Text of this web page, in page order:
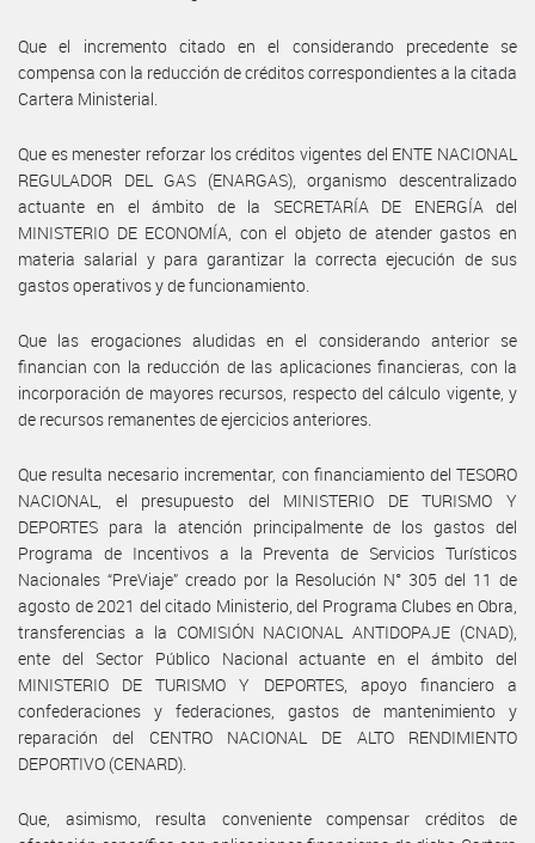
Que el incremento citado en el considerando precedente se
compensa con la reducción de créditos correspondientes a la citada
Cartera Ministerial.
Que es menester reforzar los créditos vigentes del ENTE NACIONAL
REGULADOR DEL GAS (ENARGAS), organismo descentralizado
actuante en el ámbito de la SECRETARÍA DE ENERGÍA del
MINISTERIO DE ECONOMÍA, con el objeto de atender gastos en
materia salarial y para garantizar la correcta ejecución de sus
gastos operativos y de funcionamiento.
Que las erogaciones aludidas en el considerando anterior se
financian con la reducción de las aplicaciones financieras, con la
incorporación de mayores recursos, respecto del cálculo vigente, y
de recursos remanentes de ejercicios anteriores.
Que resulta necesario incrementar, con financiamiento del TESORO
NACIONAL, el presupuesto del MINISTERIO DE TURISMO Y
DEPORTES para la atención principalmente de los gastos del
Programa de Incentivos a la Preventa de Servicios Turísticos
Nacionales “PreViaje” creado por la Resolución N° 305 del 11 de
agosto de 2021 del citado Ministerio, del Programa Clubes en Obra,
transferencias a la COMISIÓN NACIONAL ANTIDOPAJE (CNAD),
ente del Sector Público Nacional actuante en el ámbito del
MINISTERIO DE TURISMO Y DEPORTES, apoyo financiero a
confederaciones y federaciones, gastos de mantenimiento y
reparación del CENTRO NACIONAL DE ALTO RENDIMIENTO
DEPORTIVO (CENARD).
Que, asimismo, resulta conveniente compensar créditos de